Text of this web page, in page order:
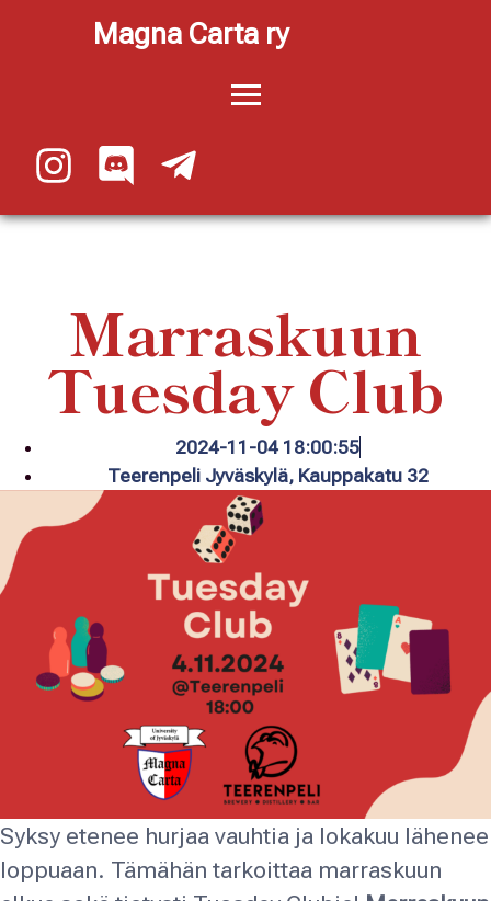
Magna Carta ry
Marraskuun
Tuesday Club
2024-11-04 18:00:55
Teerenpeli Jyväskylä, Kauppakatu 32
Syksy etenee hurjaa vauhtia ja lokakuu lähenee
loppuaan. Tämähän tarkoittaa marraskuun